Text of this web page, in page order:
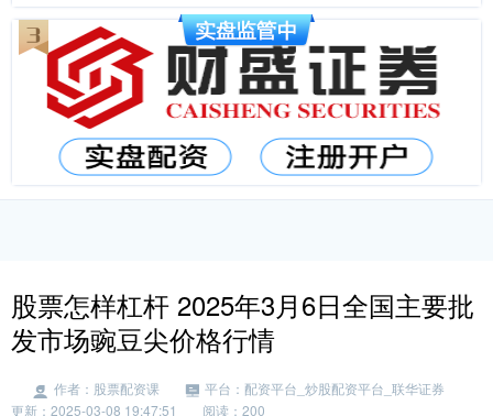
股票怎样杠杆 2025年3月6日全国主要批
发市场豌豆尖价格行情
作者：股票配资课
平台：配资平台_炒股配资平台_联华证券
更新：2025-03-08 19:47:51
阅读：200